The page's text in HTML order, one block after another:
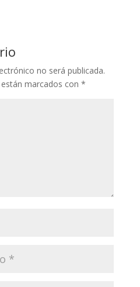
no será publicada.
marcados con *